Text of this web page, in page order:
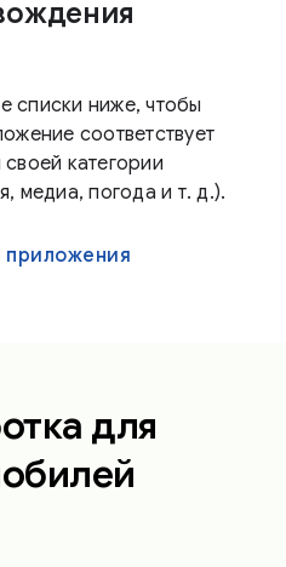
списки ниже, чтобы
соответствует
категории
медиа, погода и т. д.).
приложения
для